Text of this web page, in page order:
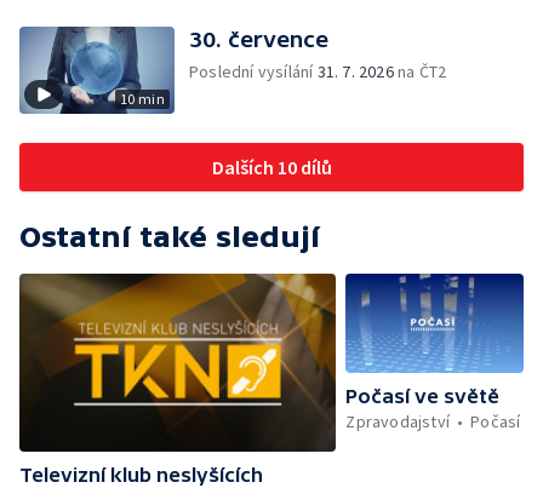
10 min
30. července
Poslední vysílání31. 7. 2026na ČT2
Dalších 10 dílů
Ostatní také sledují
Televizní klub neslyšících
Počasí ve světě
Zpravodajství
Počasí